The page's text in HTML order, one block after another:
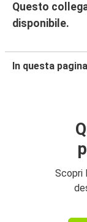
Questo
disponibile.
In questa
Scopri